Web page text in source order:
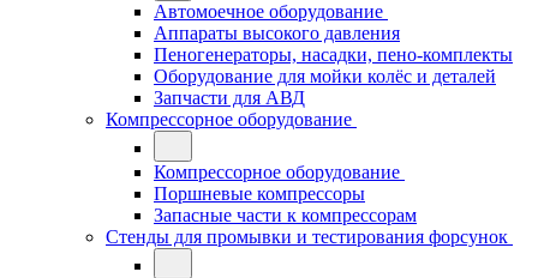
Автомоечное оборудование
Аппараты высокого давления
Пеногенераторы, насадки, пено-комплекты
Оборудование для мойки колёс и деталей
Запчасти для АВД
Компрессорное оборудование
Компрессорное оборудование
Поршневые компрессоры
Запасные части к компрессорам
Стенды для промывки и тестирования форсунок